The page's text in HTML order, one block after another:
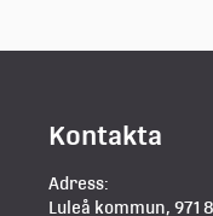
Kontakta
Adress:
Luleå kommun, 971